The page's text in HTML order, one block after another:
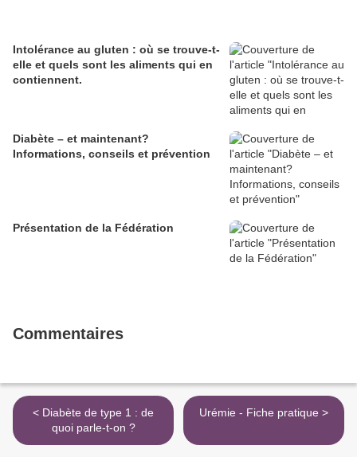
Intolérance au gluten : où se trouve-t-
elle et quels sont les aliments qui en
contiennent.
Diabète – et maintenant?
Informations, conseils et prévention
Présentation de la Fédération
Commentaires
< Diabète de type 1 : de
quoi parle-t-on ?
Urémie - Fiche pratique >